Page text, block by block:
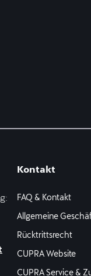
Kontakt
FAQ & Kontakt
Allgemeine
Rücktrittsrecht
CUPRA Website
CUPRA Service &